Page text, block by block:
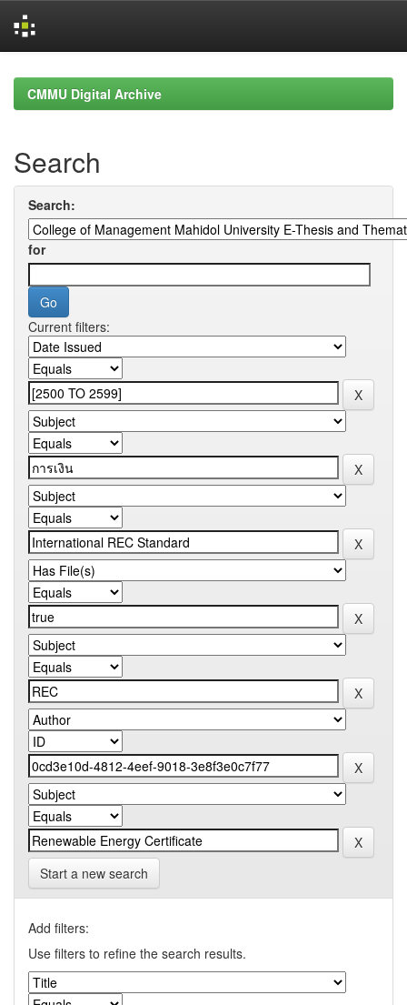
navigationCMMU Digital Archive
Search
Search:
for
Current filters:
Start a new search
Add filters:
Use filters to refine the search results.